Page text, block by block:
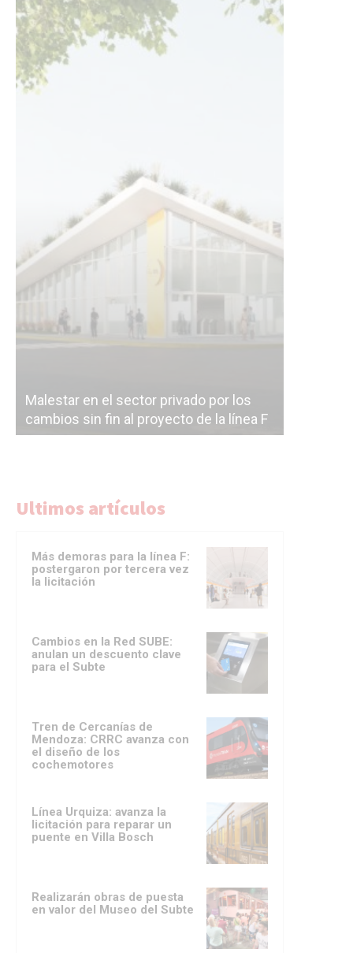
Malestar en el sector privado por los
cambios sin fin al proyecto de la línea F
Ultimos artículos
Más demoras para la línea F:
postergaron por tercera vez
la licitación
Cambios en la Red SUBE:
anulan un descuento clave
para el Subte
Tren de Cercanías de
Mendoza: CRRC avanza con
el diseño de los
cochemotores
Línea Urquiza: avanza la
licitación para reparar un
puente en Villa Bosch
Realizarán obras de puesta
en valor del Museo del Subte